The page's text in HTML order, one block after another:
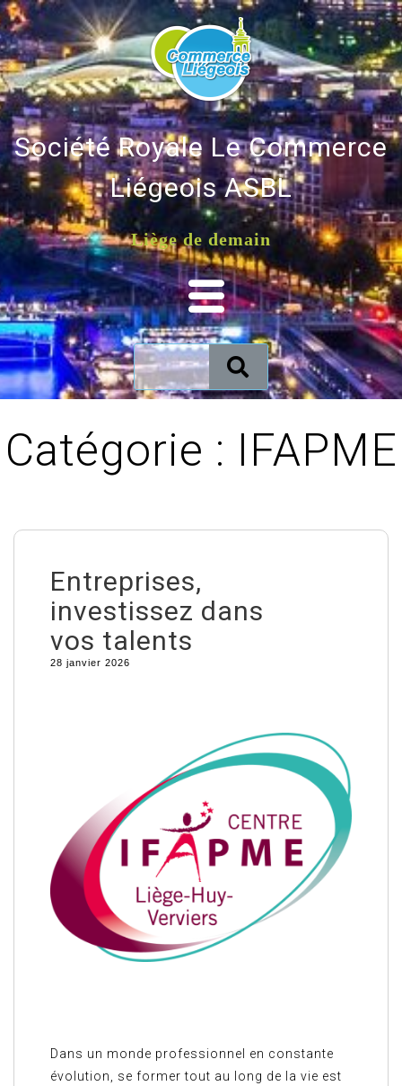
Société Royale Le Commerce
Liégeois ASBL
Liège de demain
Catégorie : IFAPME
Entreprises,
investissez dans
vos talents
28 janvier 2026
Dans un monde professionnel en constante
évolution, se former tout au long de la vie est